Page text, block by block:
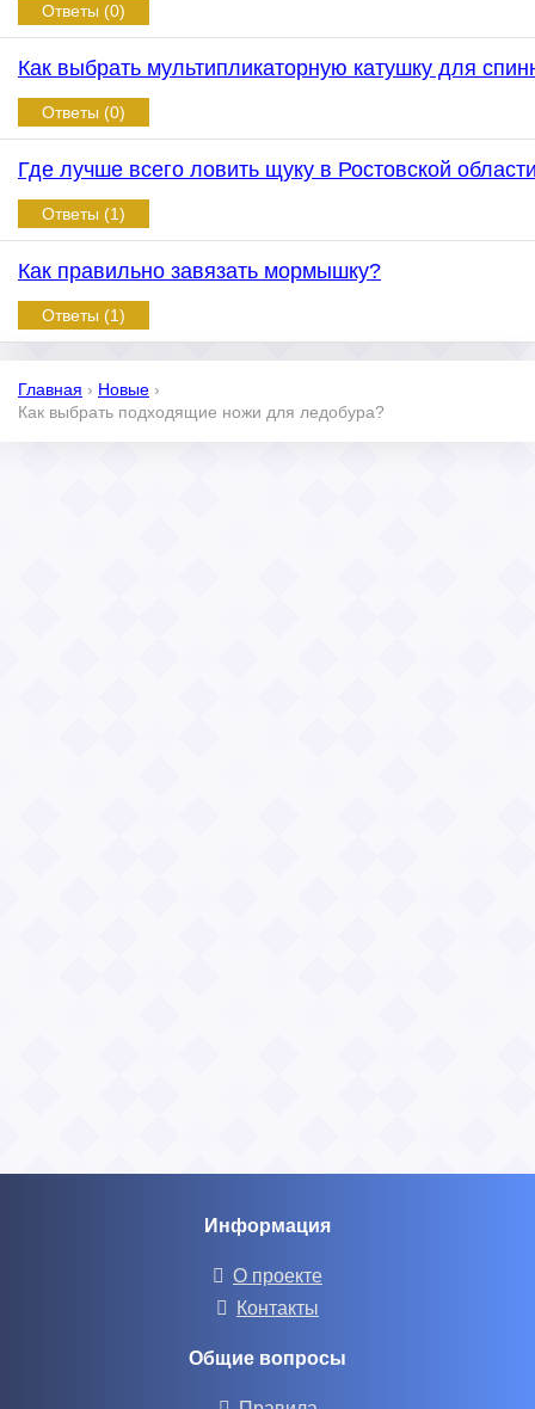
Ответы (0)
Как выбрать мультипликаторную катушку для
Ответы (0)
Где лучше всего ловить щуку в Ростовской
Ответы (1)
Как правильно завязать мормышку?
Ответы (1)
Главная › Новые ›
Как выбрать подходящие ножи для ледобура?
Информация
О проекте
Контакты
Общие вопросы